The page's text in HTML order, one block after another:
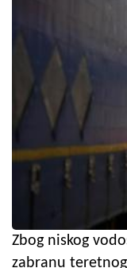
Zbog niskog
zabranu